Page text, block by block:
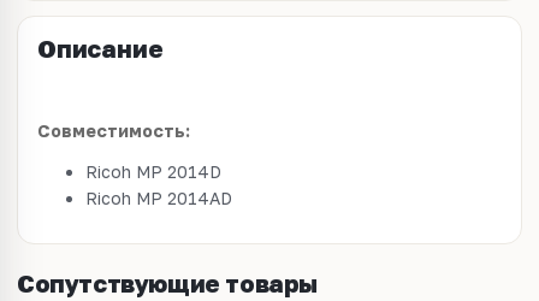
Описание
Совместимость:
Ricoh MP 2014D
Ricoh MP 2014AD
Сопутствующие товары